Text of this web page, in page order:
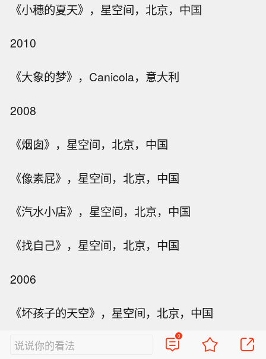
《小穗的夏天》，星空间，北京，中国
2010
《大象的梦》，Canicola，意大利
2008
《烟囱》，星空间，北京，中国
《像素屁》，星空间，北京，中国
《汽水小店》，星空间，北京，中国
《找自己》，星空间，北京，中国
2006
《坏孩子的天空》，星空间，北京，中国
2005
说说你的看法
0